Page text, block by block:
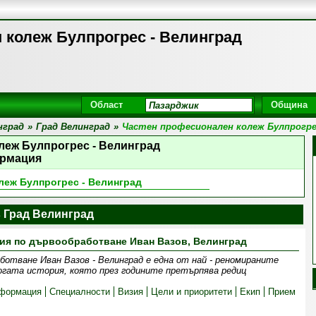
Булпрогрес - Велинград
Област Община
» Град Велинград » Частен професионален колеж
Булпрогрес - Велинград
Булпрогрес - Велинград
Велинград
по дървообработване Иван Вазов, Велинград
Иван Вазов - Велинград е една от най - реномираните
история, която през годините претърпява редиц
Специалности Визия Цели и приоритети Екип Прием